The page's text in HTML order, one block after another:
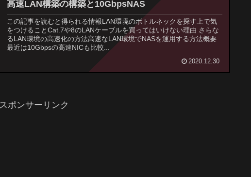
高速LAN構築の構築と10GbpsNAS
この記事を読むと得られる情報LAN環境のボトルネックを探す上で気
をつけることCat.7や8のLANケーブルを買ってはいけない理由 さらな
るLAN環境の高速化の方法高速なLAN環境でNASを運用する方法概要
最近は10Gbpsの高速NICも比較...
2020.12.30
スポンサーリンク